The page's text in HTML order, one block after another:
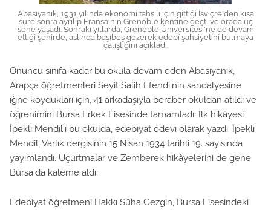
Abasıyanık, 1931 yılında ekonomi tahsili için gittiği İsviçre'den kısa
süre sonra ayrılıp Fransa'nın Grenoble kentine geçti ve orada üç
sene yaşadı. Sonraki yıllarda, Grenoble Üniversitesi'ne de devam
ettiği şehirde, aslında başıboş gezerek edebî şahsiyetini bulmaya
çalıştığını açıkladı.
Onuncu sınıfa kadar bu okula devam eden Abasıyanık,
Arapça öğretmenleri Seyit Salih Efendi'nin sandalyesine
iğne koydukları için, 41 arkadaşıyla beraber okuldan atıldı ve
öğrenimini Bursa Erkek Lisesinde tamamladı. İlk hikâyesi
İpekli Mendil'i bu okulda, edebiyat ödevi olarak yazdı. İpekli
Mendil, Varlık dergisinin 15 Nisan 1934 tarihli 19. sayısında
yayımlandı. Uçurtmalar ve Zemberek hikâyelerini de gene
Bursa'da kaleme aldı.
Edebiyat öğretmeni Hakkı Süha Gezgin, Bursa Lisesindeki